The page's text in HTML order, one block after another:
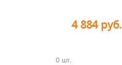
4 884 руб.
0 шт.